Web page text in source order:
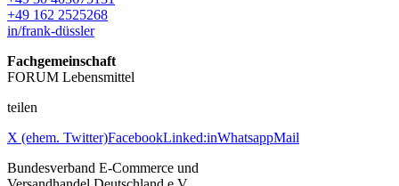
+49 162 2525268
in/frank-düssler
Fachgemeinschaft
FORUM Lebensmittel
teilen
X (ehem. Twitter)FacebookLinked:inWhatsappMail
Bundesverband E-Commerce und